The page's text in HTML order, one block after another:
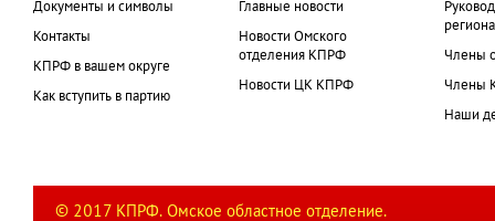
Документы и символы
Контакты
КПРФ в вашем округе
Как вступить в партию
Главные новости
Новости Омского
отделения КПРФ
Новости ЦК КПРФ
Члены
Члены
Наши
© 2017 КПРФ. Омское областное отделение.